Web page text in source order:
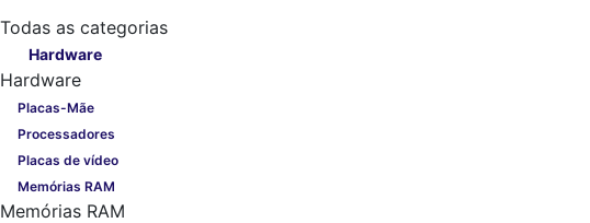
Todas as categorias
Hardware
Hardware
Placas-Mãe
Processadores
Placas de vídeo
Memórias RAM
Memórias RAM